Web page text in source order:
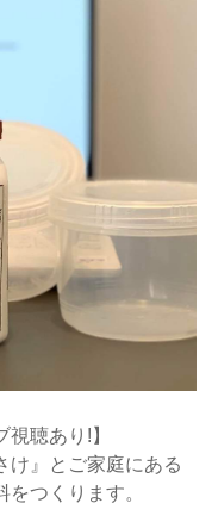
聴あり!】
け』とご家庭にある
つくります。